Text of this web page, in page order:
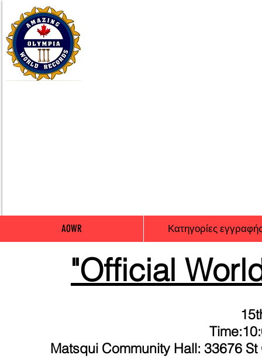
AOWR Κατηγορίες
"Official
Tim
Matsqui Community Hall: 33676 St